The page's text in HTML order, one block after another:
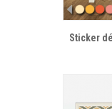
Sticker